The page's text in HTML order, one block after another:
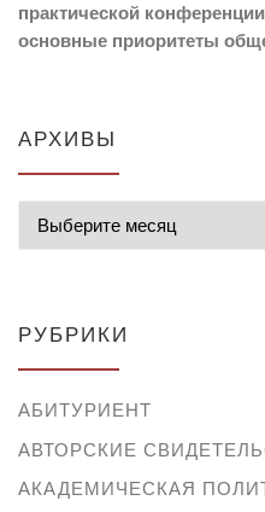
практической
основные приоритеты
АРХИВЫ
РУБРИКИ
АБИТУРИЕНТ
АВТОРСКИЕ
АКАДЕМИЧЕСКАЯ